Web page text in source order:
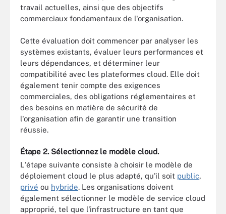
travail actuelles, ainsi que des objectifs
commerciaux fondamentaux de l'organisation.
Cette évaluation doit commencer par analyser les
systèmes existants, évaluer leurs performances et
leurs dépendances, et déterminer leur
compatibilité avec les plateformes cloud. Elle doit
également tenir compte des exigences
commerciales, des obligations réglementaires et
des besoins en matière de sécurité de
l'organisation afin de garantir une transition
réussie.
Étape 2. Sélectionnez le modèle cloud.
L'étape suivante consiste à choisir le modèle de
déploiement cloud le plus adapté, qu'il soit public,
privé ou hybride. Les organisations doivent
également sélectionner le modèle de service cloud
approprié, tel que l'infrastructure en tant que